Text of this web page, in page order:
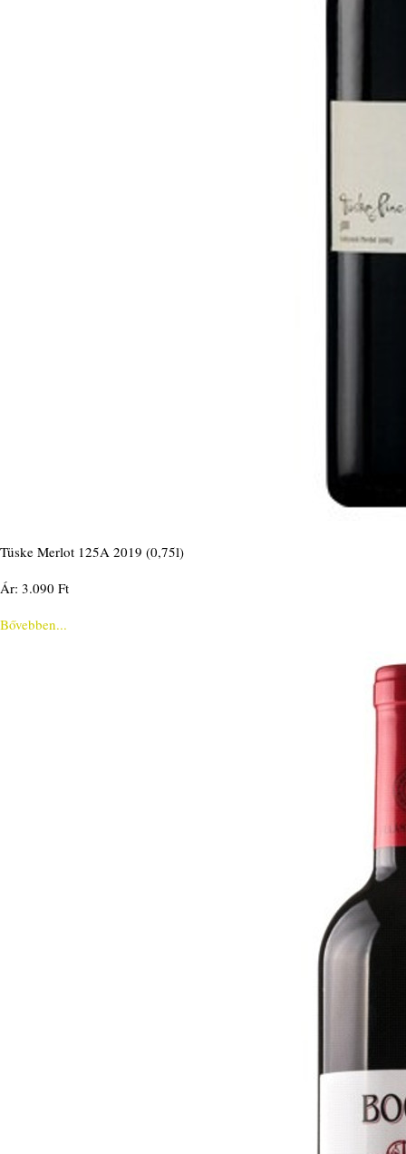
Tüske Merlot 125A 2019 (0,75l)
Ár: 3.090 Ft
Bővebben...